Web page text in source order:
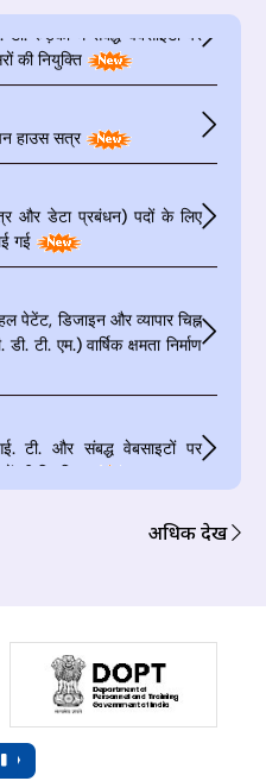
हाउस सत्र
और डेटा प्रबंधन) पदों के लिए
गई
पेटेंट, डिजाइन और व्यापार चिह्न
टी. एम.) वार्षिक क्षमता निर्माण
टी. और संबद्ध वेबसाइटों पर
की नियुक्ति
और डेटा प्रबंधन) पदों के लिए
गई
अधिक देखें
›